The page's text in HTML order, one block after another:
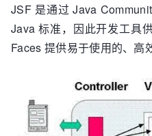
JSF 是通过 Java
Java 标准，因此开发工具
Faces 提供易于使用的、高